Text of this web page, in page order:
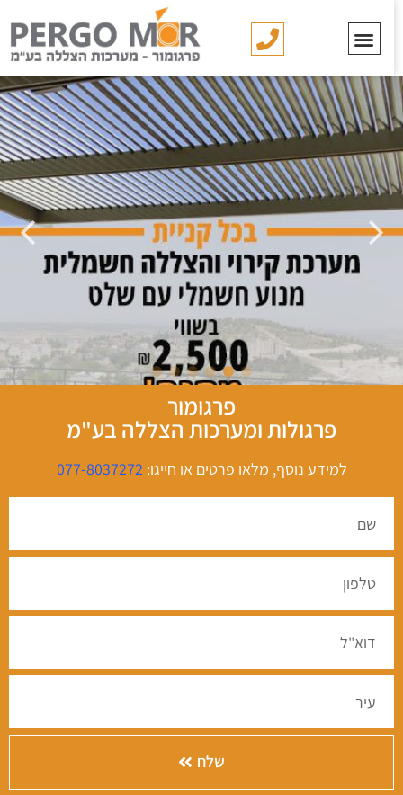
פרגומור
פרגולות ומערכות הצללה בע"מ
למידע נוסף, מלאו פרטים או חייגו: 077-8037272
שלח